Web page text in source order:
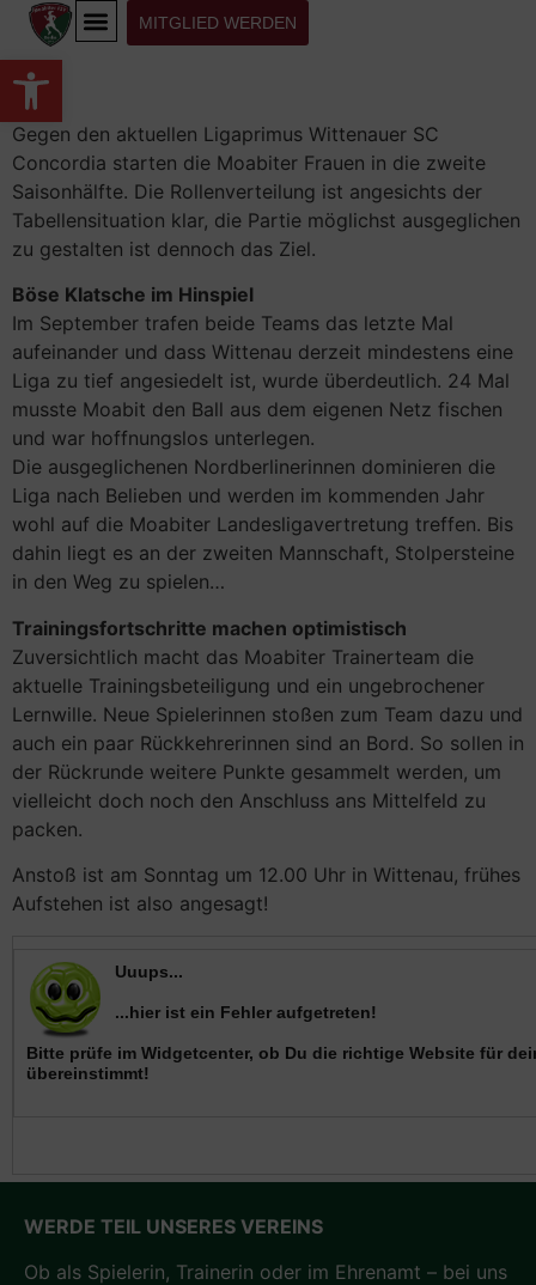
Werkzeugleiste öffnen
MITGLIED WERDEN
Gegen den aktuellen Ligaprimus Wittenauer SC
Concordia starten die Moabiter Frauen in die zweite
Saisonhälfte. Die Rollenverteilung ist angesichts der
Tabellensituation klar, die Partie möglichst ausgeglichen
zu gestalten ist dennoch das Ziel.
Böse Klatsche im Hinspiel
Im September trafen beide Teams das letzte Mal
aufeinander und dass Wittenau derzeit mindestens eine
Liga zu tief angesiedelt ist, wurde überdeutlich. 24 Mal
musste Moabit den Ball aus dem eigenen Netz fischen
und war hoffnungslos unterlegen.
Die ausgeglichenen Nordberlinerinnen dominieren die
Liga nach Belieben und werden im kommenden Jahr
wohl auf die Moabiter Landesligavertretung treffen. Bis
dahin liegt es an der zweiten Mannschaft, Stolpersteine
in den Weg zu spielen…
Trainingsfortschritte machen optimistisch
Zuversichtlich macht das Moabiter Trainerteam die
aktuelle Trainingsbeteiligung und ein ungebrochener
Lernwille. Neue Spielerinnen stoßen zum Team dazu und
auch ein paar Rückkehrerinnen sind an Bord. So sollen in
der Rückrunde weitere Punkte gesammelt werden, um
vielleicht doch noch den Anschluss ans Mittelfeld zu
packen.
Anstoß ist am Sonntag um 12.00 Uhr in Wittenau, frühes
Aufstehen ist also angesagt!
WERDE TEIL UNSERES VEREINS
Ob als Spielerin, Trainerin oder im Ehrenamt – bei uns